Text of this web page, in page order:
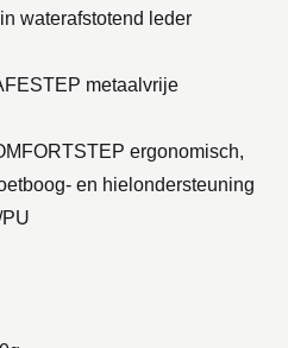
waterafstotend leder
metaalvrije
ergonomisch,
en hielondersteuning